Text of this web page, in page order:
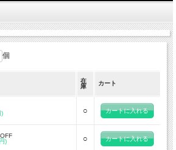
ラックス効果があり、カフェインの刺激を和らげる
神的な安定感を保ちながら集中力を高めることがで
ートサプリメント「アップ!」が発売されたのはもう
ポートを必要とする時に愛用されてきました。
み合わせた特質的なエビデンスが増えている2種類
ガランガのエキスでEnXtraの名で商標登録されてい
個
在
庫
カート
○
) ○